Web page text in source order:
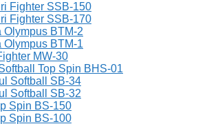
Fighter SSB-150
Fighter SSB-170
Olympus BTM-2
Olympus BTM-1
MW-30
Top Spin BHS-01
Softball SB-34
Softball SB-32
Spin BS-150
Spin BS-100